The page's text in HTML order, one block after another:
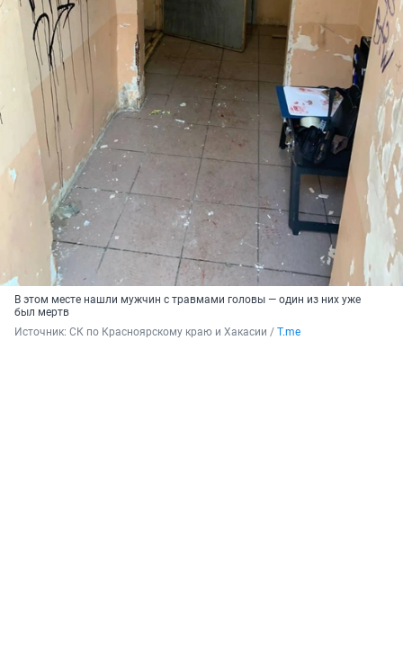
В этом месте нашли мужчин с травмами головы — один из них уже
был мертв
Источник: СК по Красноярскому краю и Хакасии / T.me